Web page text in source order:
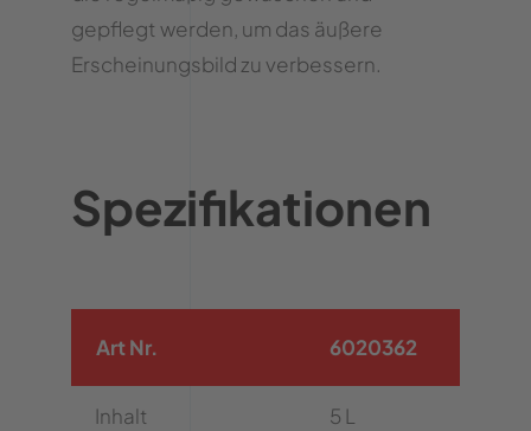
gepflegt werden, um das äußere
Erscheinungsbild zu verbessern.
Spezifikationen
Art Nr. 6020362
Inhalt 5 L